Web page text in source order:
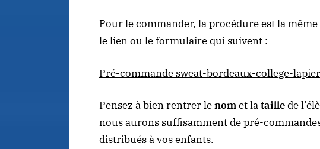
Pour le commander, la procédure est la
le lien ou le formulaire qui suivent :
Pré-commande sweat-bordeaux-college-
Pensez à bien rentrer lenomet lataillede
nous aurons suffisamment de pré-
distribués à vos enfants.